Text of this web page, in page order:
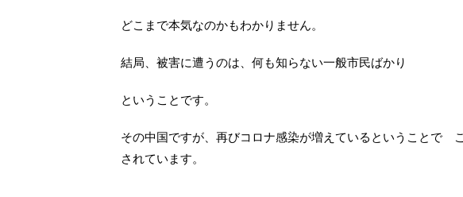
どこまで本気なのかもわかりません。
結局、被害に遭うのは、何も知らない一般市民ばかり
ということです。
その中国ですが、再びコロナ感染が増えているということで
されています。